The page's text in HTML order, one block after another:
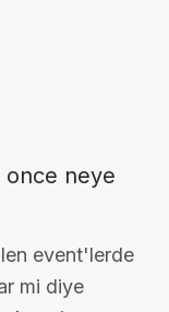
neye
event'lerde
mi diye